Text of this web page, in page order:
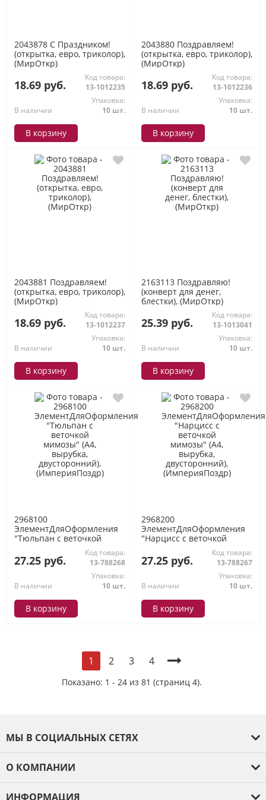
2043878 С Праздником!
(открытка, евро, триколор),
(МирОткр)
18.69 руб.
Код товара:
13-1012235
В наличии
Упаковка:
10 шт.
В корзину
2043880 Поздравляем!
(открытка, евро, триколор),
(МирОткр)
18.69 руб.
Код товара:
13-1012236
В наличии
Упаковка:
10 шт.
В корзину
2043881 Поздравляем!
(открытка, евро, триколор),
(МирОткр)
18.69 руб.
Код товара:
13-1012237
В наличии
Упаковка:
10 шт.
В корзину
2163113 Поздравляю!
(конверт для денег,
блестки), (МирОткр)
25.39 руб.
Код товара:
13-1013041
В наличии
Упаковка:
10 шт.
В корзину
2968100
ЭлементДляОформления
"Тюльпан с веточкой
мимозы" (А4, вырубка,
двусторонний),
(ИмперияПоздр)
27.25 руб.
Код товара:
13-788268
В наличии
Упаковка:
10 шт.
В корзину
2968200
ЭлементДляОформления
"Нарцисс с веточкой
мимозы" (А4, вырубка,
двусторонний),
(ИмперияПоздр)
27.25 руб.
Код товара:
13-788267
В наличии
Упаковка:
10 шт.
В корзину
1 2 3 4
Показано: 1 - 24 из 81 (страниц 4).
МЫ В СОЦИАЛЬНЫХ СЕТЯХ
О КОМПАНИИ
ИНФОРМАЦИЯ